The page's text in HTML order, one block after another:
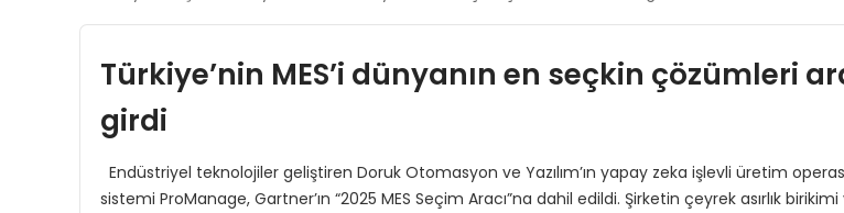
Türkiye’nin MES’i dünyanın en seçkin çözümleri
girdi
Endüstriyel teknolojiler geliştiren Doruk Otomasyon ve Yazılım’ın yapay zeka işlevli üretim
sistemi ProManage, Gartner’ın “2025 MES Seçim Aracı”na dahil edildi. Şirketin çeyrek asırlık